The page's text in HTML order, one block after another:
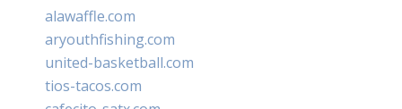
alawaffle.com
aryouthfishing.com
united-basketball.com
tios-tacos.com